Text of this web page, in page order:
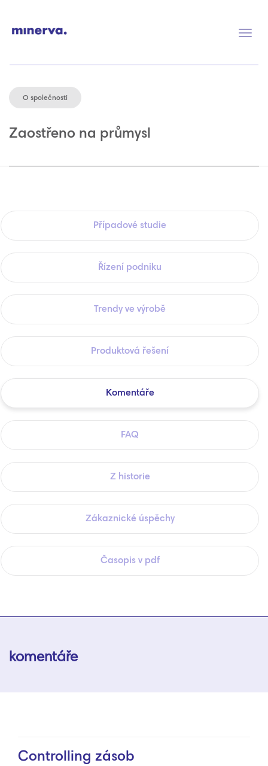
O společnosti
Zaostřeno na průmysl
Případové studie
Řízení podniku
Trendy ve výrobě
Produktová řešení
Komentáře
FAQ
Z historie
Zákaznické úspěchy
Časopis v pdf
komentáře
Controlling zásob